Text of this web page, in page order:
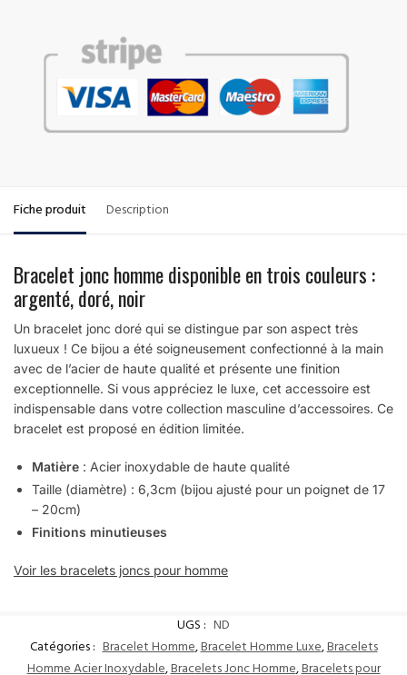
Fiche produit Description
Bracelet jonc homme disponible en trois couleurs :
argenté, doré, noir
Un bracelet jonc doré qui se distingue par son aspect très
luxueux ! Ce bijou a été soigneusement confectionné à la main
avec de l’acier de haute qualité et présente une finition
exceptionnelle. Si vous appréciez le luxe, cet accessoire est
indispensable dans votre collection masculine d’accessoires. Ce
bracelet est proposé en édition limitée.
Matière : Acier inoxydable de haute qualité
Taille (diamètre) : 6,3cm (bijou ajusté pour un poignet de 17
– 20cm)
Finitions minutieuses
Voir les bracelets joncs pour homme
UGS : ND
Catégories : Bracelet Homme,Bracelet Homme Luxe,Bracelets